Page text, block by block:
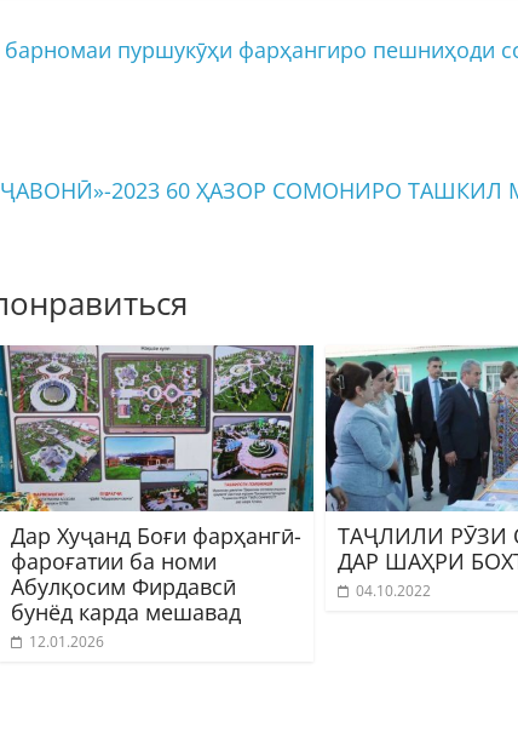
пуршукӯҳи фарҳангиро пешниҳоди
2023 60 ҲАЗОР СОМОНИРО ТАШКИЛ
Дар Хуҷанд Боғи фарҳангӣ-
фароғатии ба номи
Абулқосим Фирдавсӣ
бунёд карда мешавад
12.01.2026
ТАҶЛИЛИ РӮЗИ
ДАР ШАҲРИ
04.10.2022